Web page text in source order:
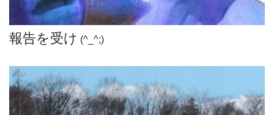
報告を受け (^_^;)